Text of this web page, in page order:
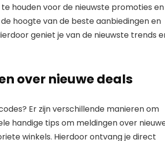
houden voor de nieuwste promoties en
hoogte van de beste aanbiedingen en
geniet je van de nieuwste trends
over nieuwe deals
Er zijn verschillende manieren om
handige tips om meldingen over
winkels. Hierdoor ontvang je direct